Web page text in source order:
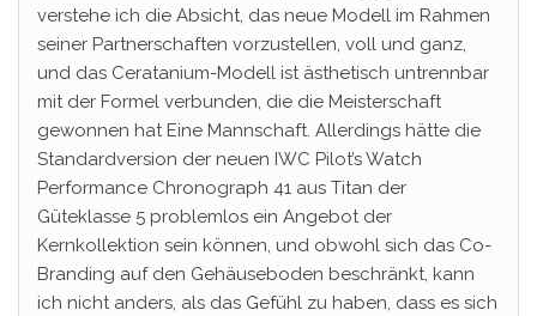
verstehe ich die Absicht, das neue Modell im Rahmen
seiner Partnerschaften vorzustellen, voll und ganz,
und das Ceratanium-Modell ist ästhetisch untrennbar
mit der Formel verbunden, die die Meisterschaft
gewonnen hat Eine Mannschaft. Allerdings hätte die
Standardversion der neuen IWC Pilot’s Watch
Performance Chronograph 41 aus Titan der
Güteklasse 5 problemlos ein Angebot der
Kernkollektion sein können, und obwohl sich das Co-
Branding auf den Gehäuseboden beschränkt, kann
ich nicht anders, als das Gefühl zu haben, dass es sich